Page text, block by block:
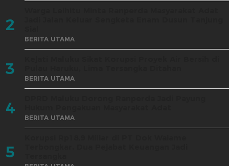
2
BERITA UTAMA
3 BERITA UTAMA
4 BERITA UTAMA
5